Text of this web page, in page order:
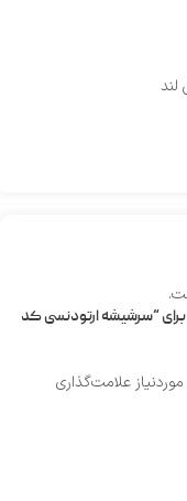
“سرشیشه ارتودنسی کد
علامت‌گذاری